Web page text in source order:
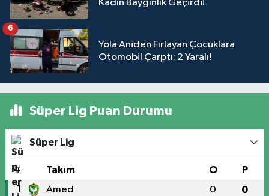
Kadın Baygınlık Geçirdi!
Yola Aniden Fırlayan Çocuklara
Otomobil Çarptı: 2 Yaralı!
6
Süper Lig Puan Durumu
Süper Lig
# Takım O P
1 Amed 0 0